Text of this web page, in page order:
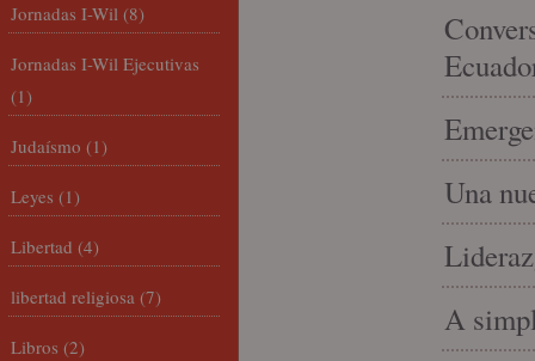
Una
A
Jornadas I-Wil (8)
Jornadas I-Wil Ejecutivas
(1)
Judaísmo (1)
Leyes (1)
Libertad (4)
libertad religiosa (7)
Libros (2)